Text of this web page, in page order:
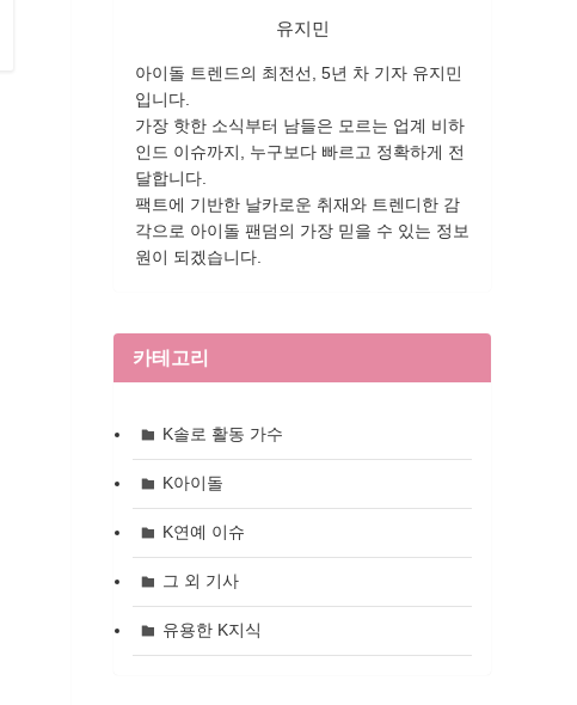
유지민
아이돌 트렌드의 최전선, 5년 차 기자 유지민
입니다.
가장 핫한 소식부터 남들은 모르는 업계 비하
인드 이슈까지, 누구보다 빠르고 정확하게 전
달합니다.
팩트에 기반한 날카로운 취재와 트렌디한 감
각으로 아이돌 팬덤의 가장 믿을 수 있는 정보
원이 되겠습니다.
카테고리
K솔로 활동 가수
K아이돌
K연예 이슈
그 외 기사
유용한 K지식